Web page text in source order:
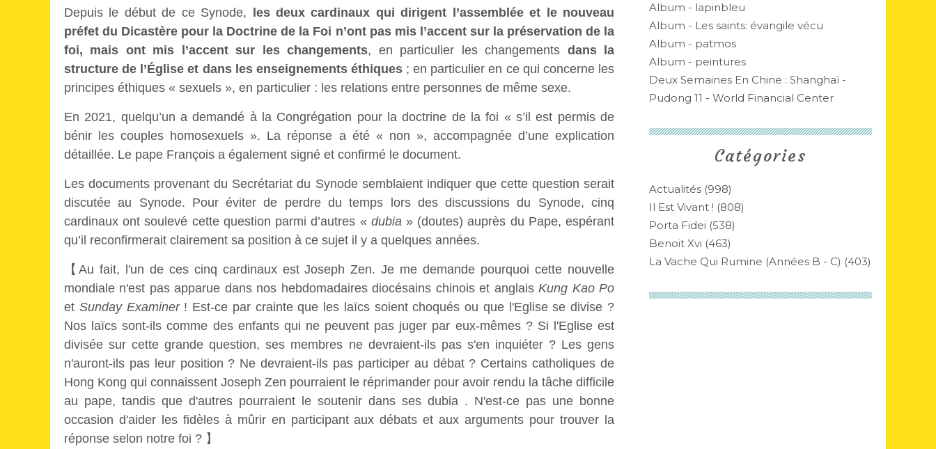
Depuis le début de ce Synode,
les deux cardinaux qui dirigent l’assemblée et le nouveau
préfet du Dicastère pour la Doctrine de la Foi n’ont pas mis l’accent sur la préservation de la
foi, mais ont mis l’accent sur les changements, en particulier les changements dans la
structure de l’Église et dans les enseignements éthiques; en particulier en ce qui concerne les
principes éthiques « sexuels », en particulier : les relations entre personnes de même sexe.
En 2021, quelqu’un a demandé à la Congrégation pour la doctrine de la foi « s’il est permis de
bénir les couples homosexuels ». La réponse a été « non », accompagnée d’une explication
détaillée. Le pape François a également signé et confirmé le document.
Les documents provenant du Secrétariat du Synode semblaient indiquer que cette question serait
discutée au Synode. Pour éviter de perdre du temps lors des discussions du Synode, cinq
cardinaux ont soulevé cette question parmi d’autres « dubia» (doutes) auprès du Pape, espérant
qu’il reconfirmerait clairement sa position à ce sujet il y a quelques années.
【Au fait, l'un de ces cinq cardinaux est Joseph Zen. Je me demande pourquoi cette nouvelle
mondiale n'est pas apparue dans nos hebdomadaires diocésains chinois et anglaisKung Kao Po
et Sunday Examiner! Est-ce par crainte que les laïcs soient choqués ou que l'Eglise se divise ?
Nos laïcs sont-ils comme des enfants qui ne peuvent pas juger par eux-mêmes ? Si l'Eglise est
divisée sur cette grande question, ses membres ne devraient-ils pas s'en inquiéter ? Les gens
n'auront-ils pas leur position ? Ne devraient-ils pas participer au débat ? Certains catholiques de
Hong Kong qui connaissent Joseph Zen pourraient le réprimander pour avoir rendu la tâche difficile
au pape, tandis que d'autres pourraient le soutenir dans ses dubia . N'est-ce pas une bonne
occasion d'aider les fidèles à mûrir en participant aux débats et aux arguments pour trouver la
réponse selon notre foi ? 】
Catégories
Actualités (998)
Il Est Vivant ! (808)
Porta Fidei (538)
Benoit Xvi (463)
La Vache Qui Rumine (années B - C) (403)
Album - lapinbleu
Album - Les saints: évangile vécu
Album - patmos
Album - peintures
Deux Semaines En Chine : Shanghaï -
Pudong 11 - World Financial Center